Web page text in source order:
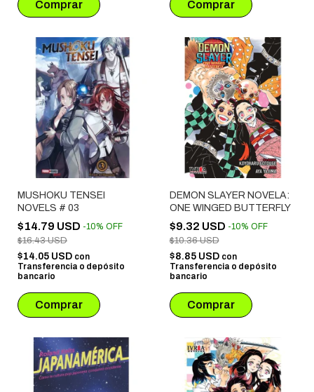
MUSHOKU TENSEI
NOVELS # 03
$14.79 USD -10% OFF
$16.43 USD
$14.05 USD con
Transferencia o depósito
bancario
DEMON SLAYER NOVELA:
ONE WINGED BUTTERFLY
$9.32 USD -10% OFF
$10.36 USD
$8.85 USD con
Transferencia o depósito
bancario